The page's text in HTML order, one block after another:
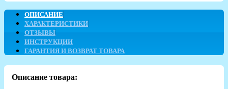
ОПИСАНИЕ
ХАРАКТЕРИСТИКИ
ОТЗЫВЫ
ИНСТРУКЦИИ
ГАРАНТИЯ И ВОЗВРАТ ТОВАРА
Описание товара: